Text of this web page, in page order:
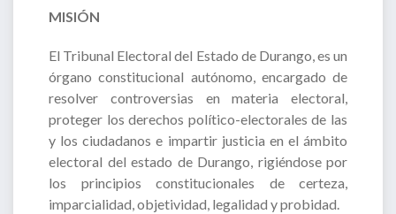
MISIÓN
El Tribunal Electoral del Estado de Durango, es un
órgano constitucional autónomo, encargado de
resolver controversias en materia electoral,
proteger los derechos político-electorales de las
y los ciudadanos e impartir justicia en el ámbito
electoral del estado de Durango, rigiéndose por
los principios constitucionales de certeza,
imparcialidad, objetividad, legalidad y probidad.